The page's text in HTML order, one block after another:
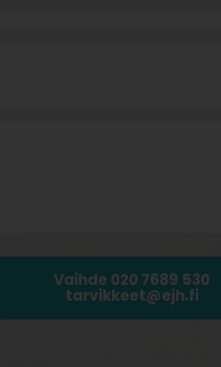
Vaihde 020 7689 530
tarvikkeet@ejh.fi